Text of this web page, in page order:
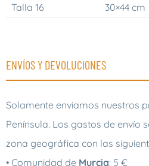
Talla 16
30×44 cm
ENVÍOS Y DEVOLUCIONES
Solamente enviamos nuestros
Península. Los gastos de envío
zona geográfica con las
• Comunidad de Murcia: 5 €